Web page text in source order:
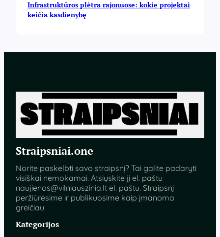
Infrastruktūros plėtra rajonuose: kokie projektai
keičia kasdienybę
Straipsniai.one
Norite paskelbti savo straipsnį? Tai galite padaryti
visiškai nemokamai. Atsiųskite jį el. paštu
naujienos@vilniauszinia.lt el. paštu. Straipsnį
peržiūrėsime ir publikuosime kaip įmanoma
greičiau.
Kategorijos